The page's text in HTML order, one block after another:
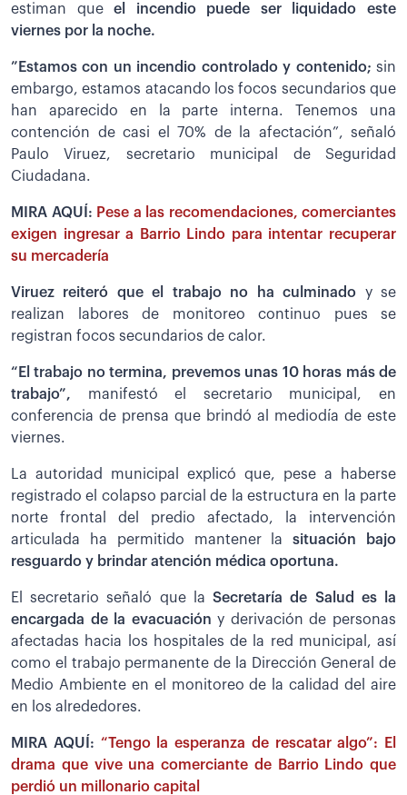
estiman queel incendio puede ser liquidado este
viernes por la noche.
”Estamos con un incendio controlado y contenido; sin
embargo, estamos atacando los focos secundarios que
han aparecido en la parte interna. Tenemos una
contención de casi el 70% de la afectación”, señaló
Paulo Viruez, secretario municipal de Seguridad
Ciudadana.
MIRA AQUÍ: Pese a las recomendaciones, comerciantes
exigen ingresar a Barrio Lindo para intentar recuperar
su mercadería
Viruez reiteró que el trabajo no ha culminado y se
realizan labores de monitoreo continuo pues se
registran focos secundarios de calor.
“El trabajo no termina, prevemos unas 10 horas más de
trabajo”, manifestó el secretario municipal, en
conferencia de prensa que brindó al mediodía de este
viernes.
La autoridad municipal explicó que, pese a haberse
registrado el colapso parcial de la estructura en la parte
norte frontal del predio afectado, la intervención
articulada ha permitido mantener lasituación bajo
resguardo y brindar atención médica oportuna.
El secretario señaló que laSecretaría de Salud es la
encargada de la evacuación y derivación de personas
afectadas hacia los hospitales de la red municipal, así
como el trabajo permanente de la Dirección General de
Medio Ambiente en el monitoreo de la calidad del aire
en los alrededores.
MIRA AQUÍ: “Tengo la esperanza de rescatar algo”: El
drama que vive una comerciante de Barrio Lindo que
perdió un millonario capital